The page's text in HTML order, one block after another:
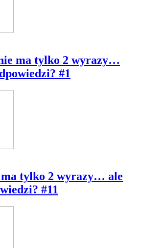
ma tylko 2 wyrazy…
#1
tylko 2 wyrazy… ale
#11